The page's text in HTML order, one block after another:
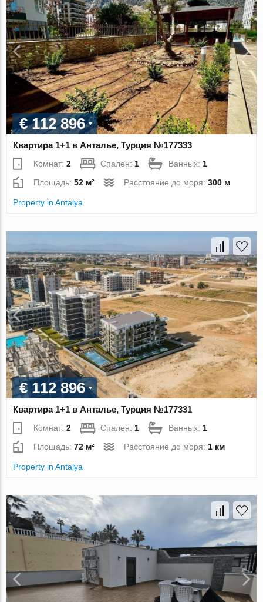
€ 112 896
Квартира 1+1 в Анталье, Турция №177333
Комнат:2 Спален: 1 Ванных: 1
Площадь:52 м² Расстояние до моря:300 м
Property in Antalya
€ 112 896
Квартира 1+1 в Анталье, Турция №177331
Комнат:2 Спален: 1 Ванных: 1
Площадь:72 м² Расстояние до моря: 1 км
Property in Antalya